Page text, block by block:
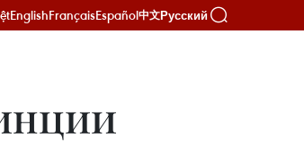
EnglishFrançaisEspañol中文Русский